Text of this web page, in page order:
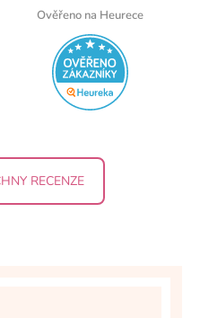
Ověřeno na Heurece
RECENZE